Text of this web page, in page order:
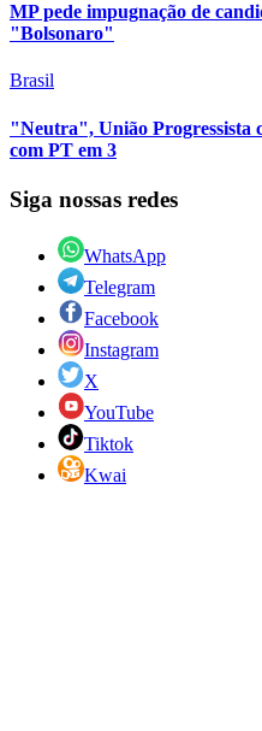
MP pede impugnação de
"Bolsonaro"
Brasil
"Neutra", União Progressista
com PT em 3
Siga nossas redes
WhatsApp
Telegram
Facebook
Instagram
X
YouTube
Tiktok
Kwai